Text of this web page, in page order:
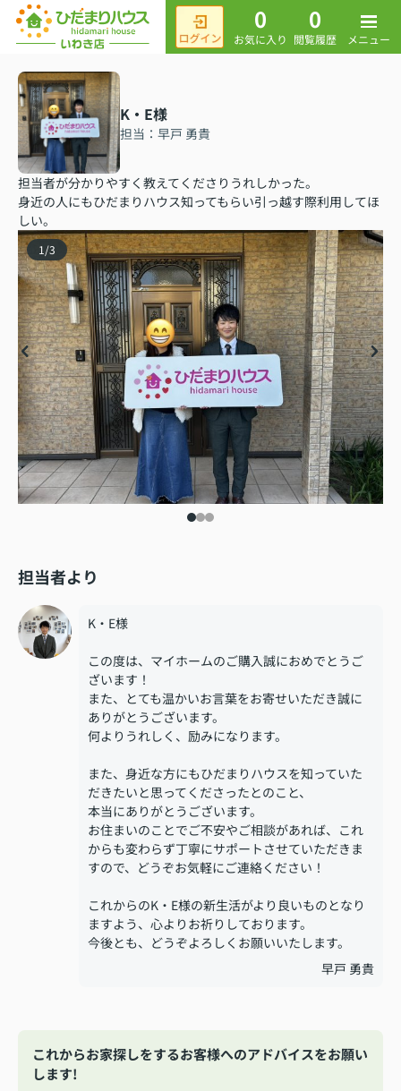
0
お気に入り
0
閲覧履歴 メニュー
K・E様
担当：早戸 勇貴
担当者が分かりやすく教えてくださりうれしかった。
身近の人にもひだまりハウス知ってもらい引っ越す際利用してほ
しい。
1/3
担当者より
K・E様
この度は、マイホームのご購入誠におめでとうご
ざいます！
また、とても温かいお言葉をお寄せいただき誠に
ありがとうございます。
何よりうれしく、励みになります。
また、身近な方にもひだまりハウスを知っていた
だきたいと思ってくださったとのこと、
本当にありがとうございます。
お住まいのことでご不安やご相談があれば、これ
からも変わらず丁寧にサポートさせていただきま
すので、どうぞお気軽にご連絡ください！
これからのK・E様の新生活がより良いものとなり
ますよう、心よりお祈りしております。
今後とも、どうぞよろしくお願いいたします。
早戸 勇貴
これからお家探しをするお客様へのアドバイスをお願い
します!